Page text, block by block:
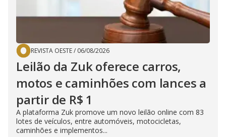
REVISTA OESTE/ 06/08/2026
Leilão da Zuk oferece carros,
motos e caminhões com lances a
partir de R$ 1
A plataforma Zuk promove um novo leilão online com 83
lotes de veículos, entre automóveis, motocicletas,
caminhões e implementos...